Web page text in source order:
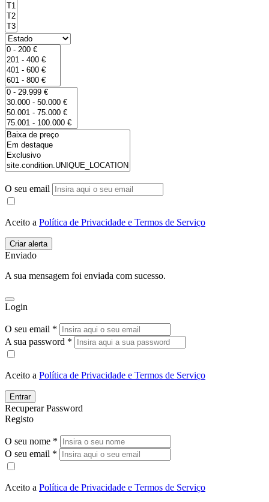
O seu email
Aceito a Política de Privacidade e Termos de Serviço
Enviado
A sua mensagem foi enviada com sucesso.
Login
O seu email *
A sua password *
Aceito a Política de Privacidade e Termos de Serviço
Entrar
Recuperar Password
Registo
O seu nome *
O seu email *
Aceito a Política de Privacidade e Termos de Serviço